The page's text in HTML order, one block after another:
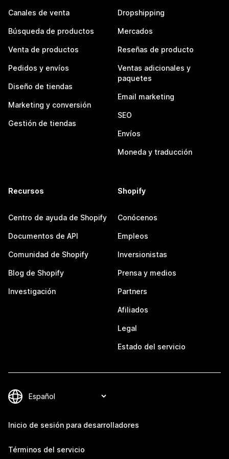
Canales de venta
Búsqueda de productos
Venta de productos
Pedidos y envíos
Diseño de tiendas
Marketing y conversión
Gestión de tiendas
Dropshipping
Mercados
Reseñas de producto
Ventas adicionales y
paquetes
Email marketing
SEO
Envíos
Moneda y traducción
Recursos
Centro de ayuda de Shopify
Documentos de API
Comunidad de Shopify
Blog de Shopify
Investigación
Shopify
Conócenos
Empleos
Inversionistas
Prensa y medios
Partners
Afiliados
Legal
Estado del servicio
Inicio de sesión para desarrolladores
Términos del servicio